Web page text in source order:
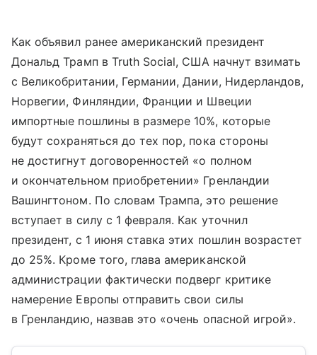
Как объявил ранее американский президент
Дональд Трамп в Truth Social, США начнут взимать
с Великобритании, Германии, Дании, Нидерландов,
Норвегии, Финляндии, Франции и Швеции
импортные пошлины в размере 10%, которые
будут сохраняться до тех пор, пока стороны
не достигнут договоренностей «о полном
и окончательном приобретении» Гренландии
Вашингтоном. По словам Трампа, это решение
вступает в силу с 1 февраля. Как уточнил
президент, с 1 июня ставка этих пошлин возрастет
до 25%. Кроме того, глава американской
администрации фактически подверг критике
намерение Европы отправить свои силы
в Гренландию, назвав это «очень опасной игрой».